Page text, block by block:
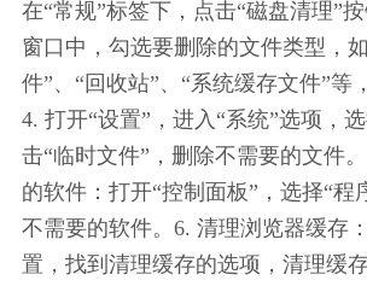
在“常规”标签下，点击“磁盘清理”
窗口中，勾选要删除的文件类型，
件”、“回收站”、“系统缓存文件”等
4. 打开“设置”，进入“系统”选项，
击“临时文件”，删除不需要的文件
的软件：打开“控制面板”，选择“程
不需要的软件。6. 清理浏览器缓存
置，找到清理缓存的选项，清理缓